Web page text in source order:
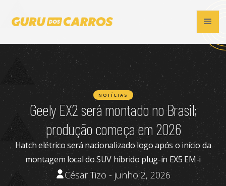
NOTÍCIAS
Geely EX2 será montado no Brasil;
produção começa em 2026
Hatch elétrico será nacionalizado logo após o início da
montagem local do SUV híbrido plug-in EX5 EM-i
César Tizo - junho 2, 2026